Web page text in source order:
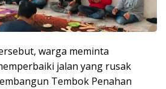
warga meminta
jalan yang rusak
Tembok Penahan